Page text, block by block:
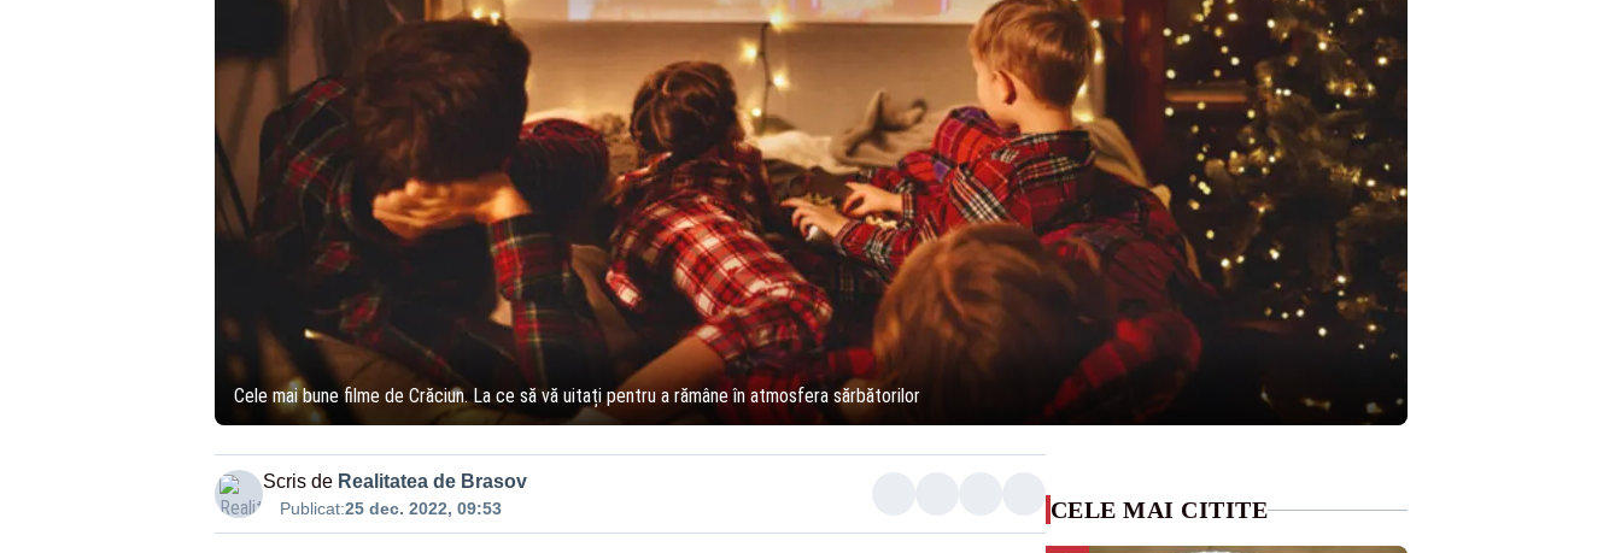
Cele mai bune filme de Crăciun. La ce să vă uitați pentru a rămâne în atmosfera sărbătorilor
Scris de Realitatea de Brasov
Publicat:25 dec. 2022, 09:53 CELE MAI CITITE